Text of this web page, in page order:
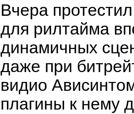
Вчера
для рилтайма
динамичных
даже при
видио
плагины к нему